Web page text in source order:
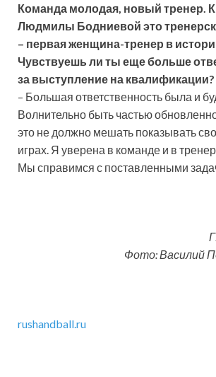
Команда молодая, новый тренер.
Людмилы Бодниевой это
– первая женщина-тренер в
Чувствуешь ли ты еще больше
за выступление на квалификации?
– Большая ответственность была и
Волнительно быть частью
это не должно мешать показывать
играх. Я уверена в команде и в
Мы справимся с поставленными
Фото: Василий
rushandball.ru